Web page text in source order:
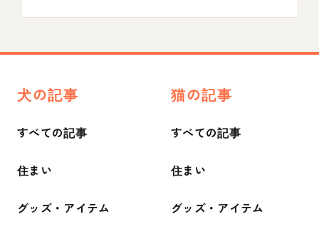
犬の記事
すべての記事
住まい
グッズ・アイテム
猫の記事
すべての記事
住まい
グッズ・アイテム